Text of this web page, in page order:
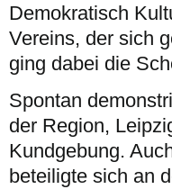
Demokratisch
Vereins, der sich
ging dabei die
Spontan
der Region,
Kundgebung.
beteiligte sich an